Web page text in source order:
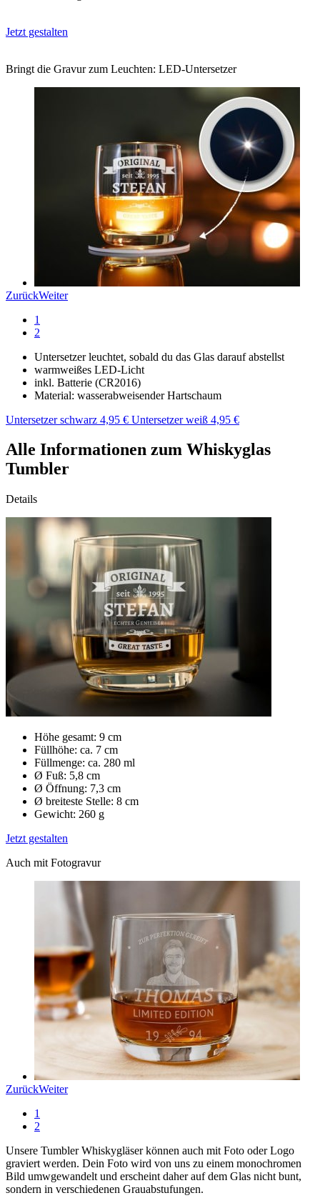
Jetzt gestalten
Bringt die Gravur zum Leuchten: LED-Untersetzer
ZurückWeiter
1
2
Untersetzer leuchtet, sobald du das Glas darauf abstellst
warmweißes LED-Licht
inkl. Batterie (CR2016)
Material: wasserabweisender Hartschaum
Untersetzer schwarz 4,95 € Untersetzer weiß 4,95 €
Alle Informationen zum Whiskyglas
Tumbler
Details
Höhe gesamt: 9 cm
Füllhöhe: ca. 7 cm
Füllmenge: ca. 280 ml
Ø Fuß: 5,8 cm
Ø Öffnung: 7,3 cm
Ø breiteste Stelle: 8 cm
Gewicht: 260 g
Jetzt gestalten
Auch mit Fotogravur
ZurückWeiter
1
2
Unsere Tumbler Whiskygläser können auch mit Foto oder Logo
graviert werden. Dein Foto wird von uns zu einem monochromen
Bild umwgewandelt und erscheint daher auf dem Glas nicht bunt,
sondern in verschiedenen Grauabstufungen.